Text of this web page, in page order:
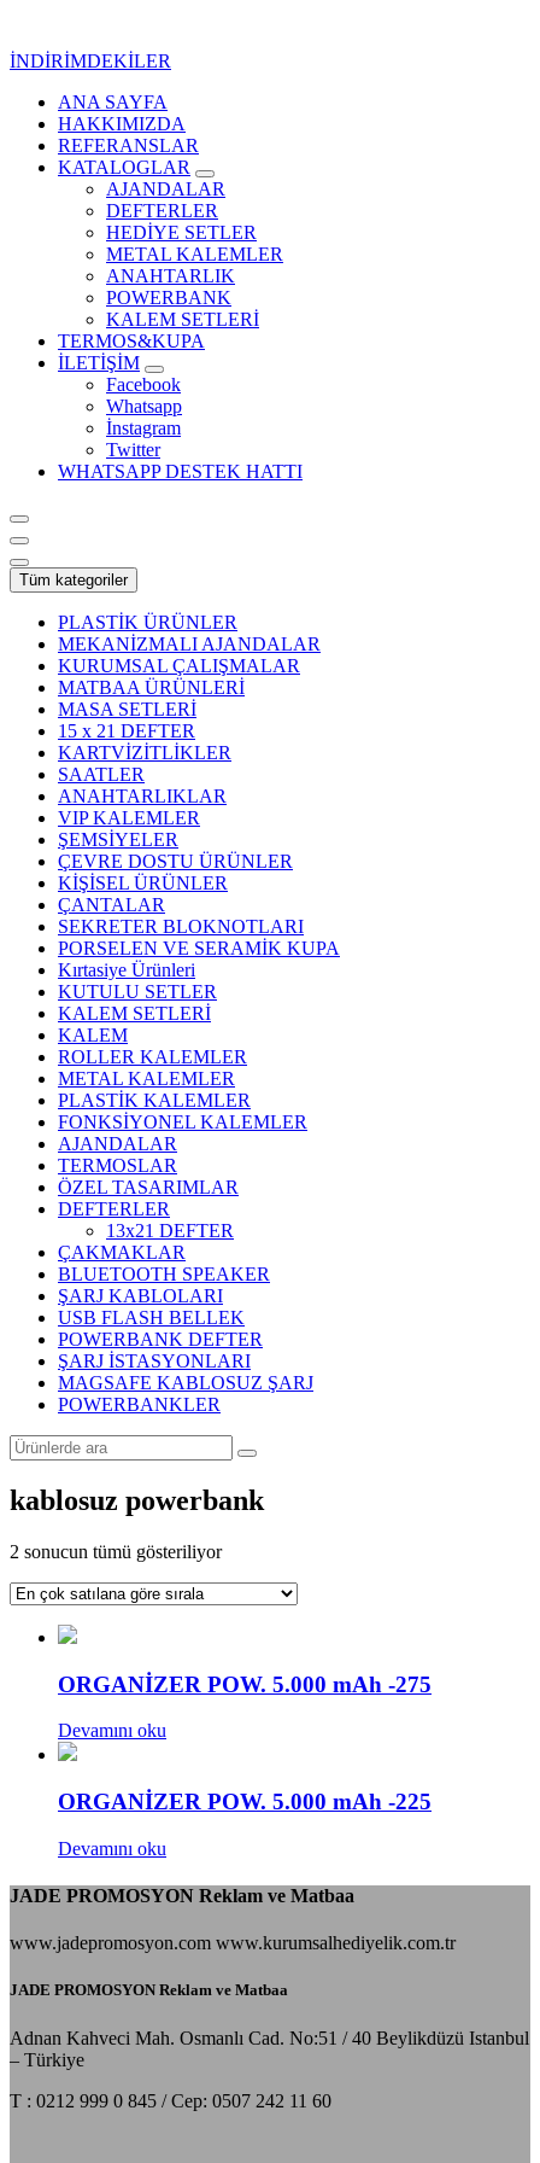
İNDİRİMDEKİLER
Kurumsal Promosyon-Hediyelik
ANA SAYFA
HAKKIMIZDA
REFERANSLAR
KATALOGLAR
AJANDALAR
DEFTERLER
HEDİYE SETLER
METAL KALEMLER
ANAHTARLIK
POWERBANK
KALEM SETLERİ
TERMOS&KUPA
İLETİŞİM
Facebook
Whatsapp
İnstagram
Twitter
WHATSAPP DESTEK HATTI
Tüm kategoriler
PLASTİK ÜRÜNLER
MEKANİZMALI AJANDALAR
KURUMSAL ÇALIŞMALAR
MATBAA ÜRÜNLERİ
MASA SETLERİ
15 x 21 DEFTER
KARTVİZİTLİKLER
SAATLER
ANAHTARLIKLAR
VIP KALEMLER
ŞEMSİYELER
ÇEVRE DOSTU ÜRÜNLER
KİŞİSEL ÜRÜNLER
ÇANTALAR
SEKRETER BLOKNOTLARI
PORSELEN VE SERAMİK KUPA
Kırtasiye Ürünleri
KUTULU SETLER
KALEM SETLERİ
KALEM
ROLLER KALEMLER
METAL KALEMLER
PLASTİK KALEMLER
FONKSİYONEL KALEMLER
AJANDALAR
TERMOSLAR
ÖZEL TASARIMLAR
DEFTERLER
13x21 DEFTER
ÇAKMAKLAR
BLUETOOTH SPEAKER
ŞARJ KABLOLARI
USB FLASH BELLEK
POWERBANK DEFTER
ŞARJ İSTASYONLARI
MAGSAFE KABLOSUZ ŞARJ
POWERBANKLER
kablosuz powerbank
2 sonucun tümü gösteriliyorPopülerliğe
sıralandı
ORGANİZER POW. 5.000 mAh -275
Devamını oku
ORGANİZER POW. 5.000 mAh -225
Devamını oku
JADE PROMOSYON Reklam ve Matbaa
www.jadepromosyon.com www.kurumsalhediyelik.com.tr
JADE PROMOSYON Reklam ve Matbaa
Adnan Kahveci Mah. Osmanlı Cad. No:51 / 40 Beylikdüzü Istanbul
– Türkiye
T : 0212 999 0 845 / Cep: 0507 242 11 60